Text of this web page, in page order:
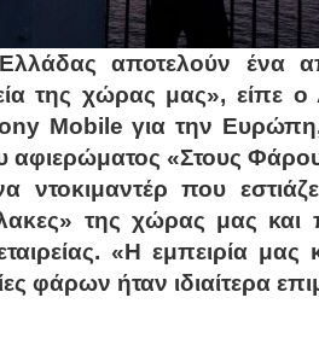
αποτελούν ένα
της χώρας μας», είπε
Mobile για την Ευρώπη,
αφιερώματος «Στους
ντοκιμαντέρ που
της χώρας μας και
«H εμπειρία μας
φάρων ήταν ιδιαίτερα